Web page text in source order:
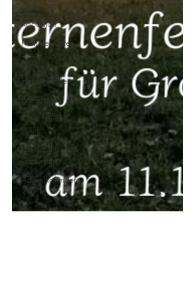
Kabbalah
Kraft des Ortes
Musik
Herzenslieder
Bastelideen
Kunst-Hand-
Werk
Rat der 13
Großmütter
Adventkalender
2021
Hildegard von